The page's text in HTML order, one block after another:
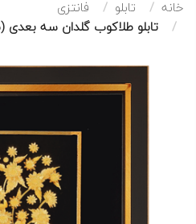
خانه تابلو
فانتزی
تابلو طلاکوب گلدان سه بعدی (35*45)